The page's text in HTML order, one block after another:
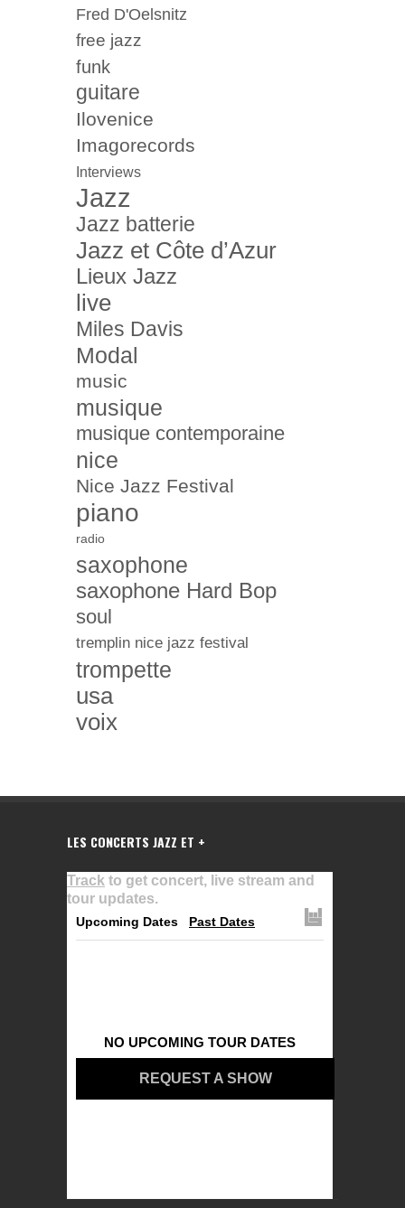
Fred D'Oelsnitz
free jazz
funk
guitare
Ilovenice
Imagorecords
Interviews
Jazz
Jazz batterie
Jazz et Côte d’Azur
Lieux Jazz
live
Miles Davis
Modal
music
musique
musique contemporaine
nice
Nice Jazz Festival
piano
radio
saxophone
saxophone Hard Bop
soul
tremplin nice jazz festival
trompette
usa
voix
LES CONCERTS JAZZ ET +
Track to get concert, live stream and
tour updates.
Upcoming Dates Past Dates
NO UPCOMING TOUR DATES
REQUEST A SHOW